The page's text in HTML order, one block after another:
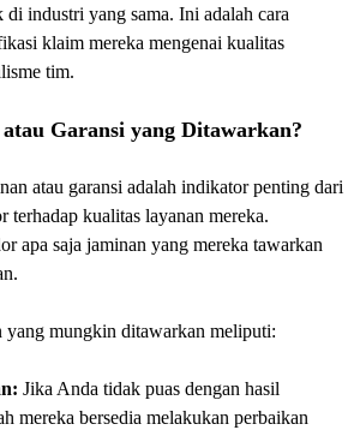
di industri yang sama. Ini adalah cara
klaim mereka mengenai kualitas
tim.
Garansi yang Ditawarkan?
atau garansi adalah indikator penting dari
terhadap kualitas layanan mereka.
apa saja jaminan yang mereka tawarkan
yang mungkin ditawarkan meliputi:
Jika Anda tidak puas dengan hasil
mereka bersedia melakukan perbaikan